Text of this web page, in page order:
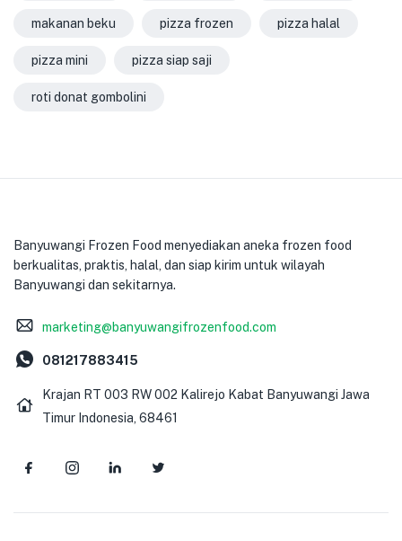
makanan beku pizza frozen pizza halal
pizza mini pizza siap saji
roti donat gombolini
Banyuwangi Frozen Food menyediakan aneka frozen food
berkualitas, praktis, halal, dan siap kirim untuk wilayah
Banyuwangi dan sekitarnya.
marketing@banyuwangifrozenfood.com
081217883415
Krajan RT 003 RW 002 Kalirejo Kabat Banyuwangi Jawa
Timur Indonesia, 68461